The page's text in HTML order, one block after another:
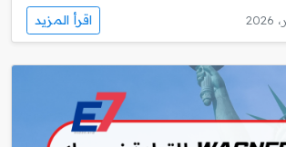
اقرأ المزيد